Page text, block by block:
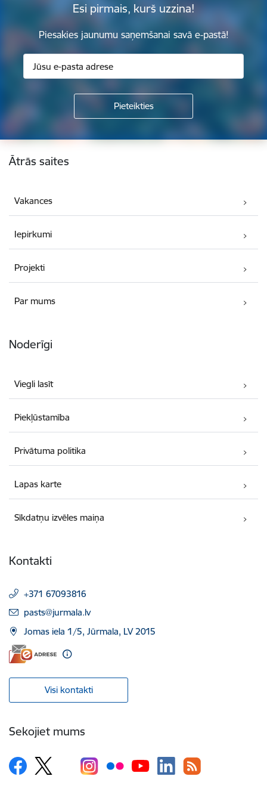
Esi pirmais, kurš uzzina!
Piesakies jaunumu saņemšanai savā e-pastā!
Kājene
Ātrās saites
Vakances
Iepirkumi
Projekti
Par mums
Noderīgi
Viegli lasīt
Piekļūstamība
Privātuma politika
Lapas karte
Sīkdatņu izvēles maiņa
Kontakti
+371 67093816
E-pasts:
pasts@jurmala.lv
Jomas iela 1/5, Jūrmala, LV 2015
Visi kontakti
Sekojiet mums